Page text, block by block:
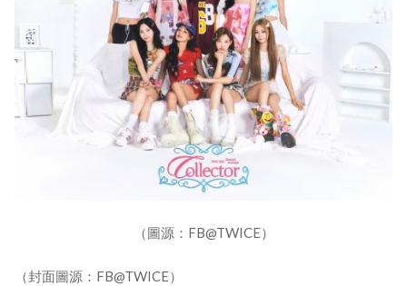
（圖源：FB@TWICE）
（封面圖源：FB@TWICE）